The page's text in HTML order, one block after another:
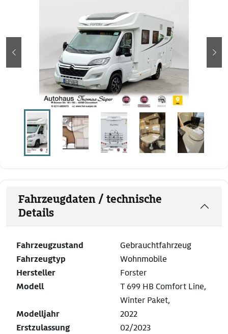
zurück
Fahrzeugdaten / technische
Details
Fahrzeugzustand
Gebrauchtfahrzeug
Fahrzeugtyp
Wohnmobile
Hersteller
Forster
Modell
T 699 HB Comfort Line,
Winter Paket,
Modelljahr
2022
Erstzulassung
02/2023